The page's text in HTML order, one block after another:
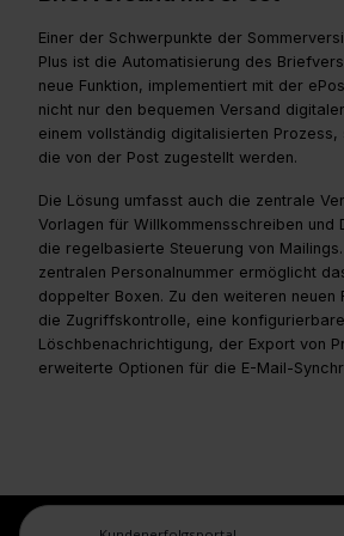
Einer der Schwerpunkte der
Plus ist die Automatisierung des
neue Funktion, implementiert mit der
nicht nur den bequemen Versand
einem vollständig digitalisierten
die von der Post zugestellt werden.
Die Lösung umfasst auch die zentrale
Vorlagen für Willkommensschreiben und
die regelbasierte Steuerung von
zentralen Personalnummer ermöglicht
doppelter Boxen. Zu den weiteren neuen
die Zugriffskontrolle, eine konfigurierbare
Löschbenachrichtigung, der Export von
erweiterte Optionen für die E-Mail-